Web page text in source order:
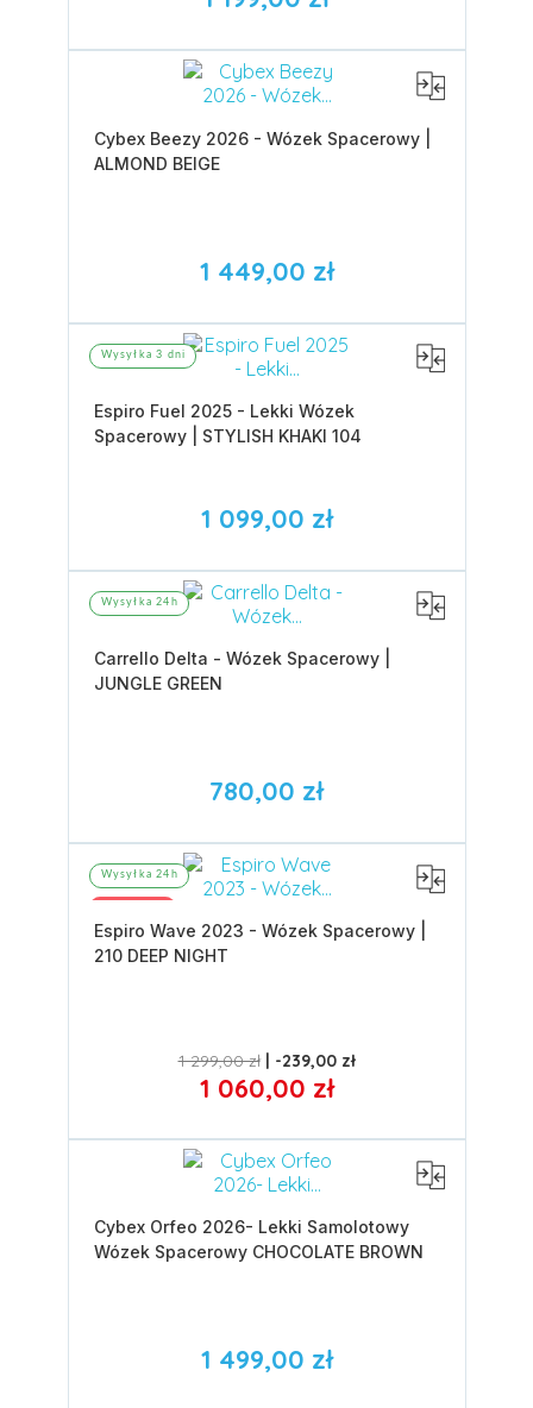
Cybex Beezy 2026 - Wózek Spacerowy |
ALMOND BEIGE
1 449,00 zł
Wysyłka 3 dni
Espiro Fuel 2025 - Lekki Wózek
Spacerowy | STYLISH KHAKI 104
1 099,00 zł
Wysyłka 24h
Carrello Delta - Wózek Spacerowy |
JUNGLE GREEN
780,00 zł
Wysyłka 24h
Espiro Wave 2023 - Wózek Spacerowy |
210 DEEP NIGHT
1 299,00 zł -239,00 zł
1 060,00 zł
Cybex Orfeo 2026- Lekki Samolotowy
Wózek Spacerowy CHOCOLATE BROWN
1 499,00 zł